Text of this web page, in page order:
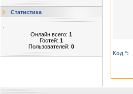
Статистика
Онлайн всего: 1
Гостей: 1
Пользователей: 0
Код *: